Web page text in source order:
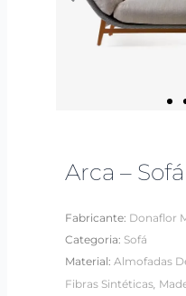
Arca – Sofá
Fabricante: Donaflor
Categoria: Sofá
Material:Almofadas
Fibras Sintéticas,